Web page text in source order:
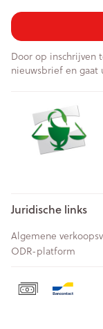
Door op inschrijven
nieuwsbrief en gaat
Juridische links
Algemene
ODR-platform